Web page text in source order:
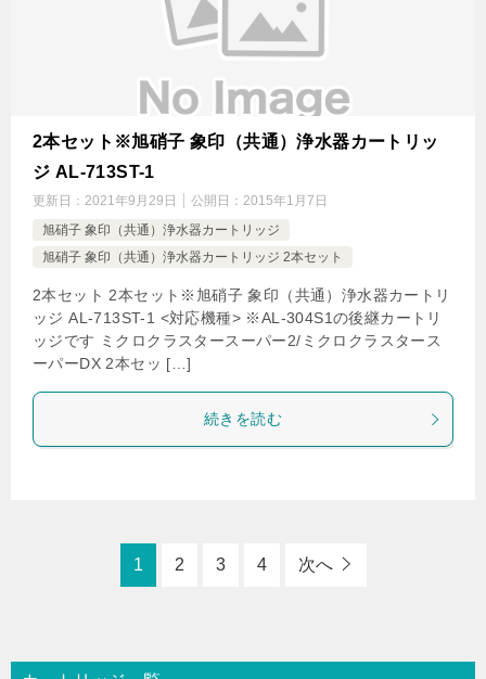
2本セット※旭硝子 象印（共通）浄水器カートリッ
ジ AL-713ST-1
更新日： 2021年9月29日 公開日： 2015年1月7日
旭硝子 象印（共通）浄水器カートリッジ
旭硝子 象印（共通）浄水器カートリッジ 2本セット
2本セット 2本セット※旭硝子 象印（共通）浄水器カートリ
ッジ AL-713ST-1 <対応機種> ※AL-304S1の後継カートリ
ッジです ミクロクラスタースーパー2/ミクロクラスタース
ーパーDX 2本セッ […]
続きを読む
1 2 3 4 次へ